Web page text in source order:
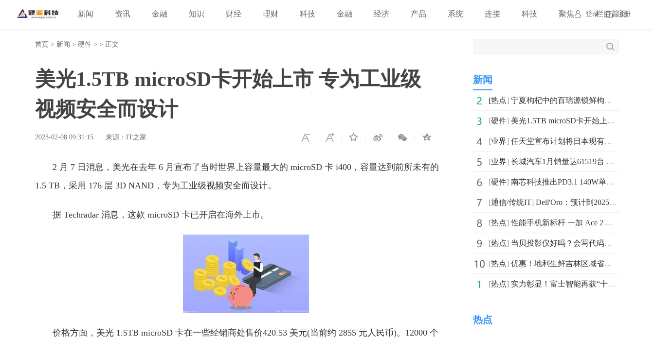
登录 注册
新闻 资讯 金融 知识 财经 理财 科技 金融 经济 产品 系统 连接 科技 聚焦 栏目首页
首页 > 新闻 > 硬件 > > 正文
美光1.5TB microSD卡开始上市 专为工业级
视频安全而设计
2023-02-08 09:31:15 来源：IT之家
2 月 7 日消息，美光在去年 6 月宣布了当时世界上容量最大的 microSD 卡 i400，容量达到前所未有的
1.5 TB，采用 176 层 3D NAND，专为工业级视频安全而设计。
据 Techradar 消息，这款 microSD 卡已开启在海外上市。
价格方面，美光 1.5TB microSD 卡在一些经销商处售价420.53 美元(当前约 2855 元人民币)。12000 个
新闻
[热点] 宁夏枸杞中的百瑞源锁鲜枸杞 宁夏人行李箱的珍品
[硬件] 美光1.5TB microSD卡开始上市 专为工业级视频安全而设计
[业界] 任天堂宣布计划将日本现有和新员工的工资提高10%
[业界] 长城汽车1月销量达61519台 同比去年1月减少44.96%
[硬件] 南芯科技推出PD3.1 140W单C口、双C口及2C1A 2C2A等多种
[通信/传统IT] Dell'Oro：预计到2025年移动回传传输市场将达到53亿美元
[热点]性能手机新标杆 一加 Ace 2 售价 2799 元起
[热点] 当贝投影仪好吗？会写代码修bug作诗的ChatGPT给你答案
[热点] 优惠！地利生鲜吉林区域省钱大作战！
[热点] 实力彰显！富士智能再获“十大出入口控制品牌奖”
热点